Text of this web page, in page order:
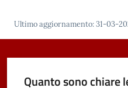
Novità
Ultimo aggiornamento:31-03-
Quanto sono chiare